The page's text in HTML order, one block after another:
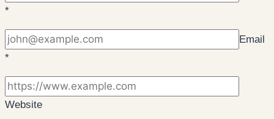
*
Email
*
Website